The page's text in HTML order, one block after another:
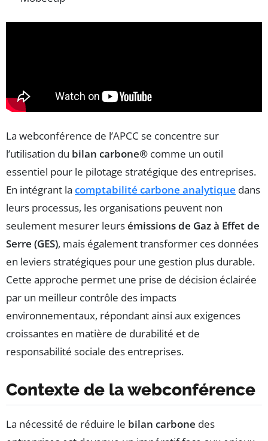
La webconférence de l’APCC se concentre sur
l’utilisation du bilan carbone® comme un outil
essentiel pour le pilotage stratégique des entreprises.
En intégrant la comptabilité carbone analytique dans
leurs processus, les organisations peuvent non
seulement mesurer leursémissions de Gaz à Effet de
Serre (GES), mais également transformer ces données
en leviers stratégiques pour une gestion plus durable.
Cette approche permet une prise de décision éclairée
par un meilleur contrôle des impacts
environnementaux, répondant ainsi aux exigences
croissantes en matière de durabilité et de
responsabilité sociale des entreprises.
Contexte de la webconférence
La nécessité de réduire le bilan carbone des